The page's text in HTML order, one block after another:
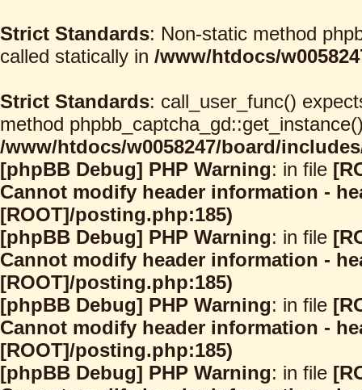
Strict Standards: Non-static method
called statically in /www/htdocs/
Strict Standards: call_user_func()
method
/www/htdocs/w0058247/board/
[phpBB Debug] PHP Warning: in file
Cannot modify header information -
[ROOT]/posting.php:185)
[phpBB Debug] PHP Warning: in file
Cannot modify header information -
[ROOT]/posting.php:185)
[phpBB Debug] PHP Warning: in file
Cannot modify header information -
[ROOT]/posting.php:185)
[phpBB Debug] PHP Warning: in file